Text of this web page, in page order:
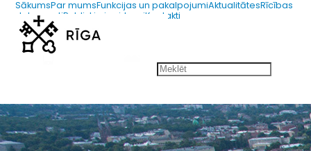
SākumsPar mumsFunkcijas un pakalpojumiAktualitātesRīcības
dokumentiPubliskie iepirkumiKontakti